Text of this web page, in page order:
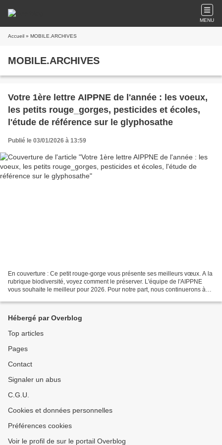
MENU
Accueil » MOBILE.ARCHIVES
MOBILE.ARCHIVES
Votre 1ère lettre AIPPNE de l'année : les voeux,
les petits rouge_gorges, pesticides et écoles,
l'étude de référence sur le glyphosathe
Publié le 03/01/2026 à 13:59
En couverture : Ce petit rouge-gorge vous présente ses meilleurs vœux. A la
rubrique biodiversité, voyez comment le préserver. L'équipe de l'AIPPNE
vous souhaite le meilleur pour 2026. Pour notre part, nous continuerons à
Hébergé par Overblog
Top articles
Pages
Contact
Signaler un abus
C.G.U.
Cookies et données personnelles
Préférences cookies
Voir le profil de sur le portail Overblog